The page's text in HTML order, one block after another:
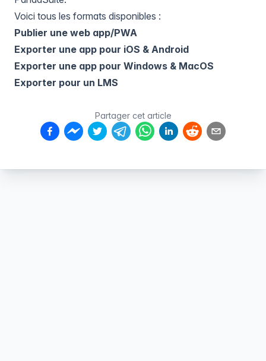
Voici tous les formats disponibles :
Publier une web app/PWA
Exporter une app pour iOS & Android
Exporter une app pour Windows & MacOS
Exporter pour un LMS
Partager cet article